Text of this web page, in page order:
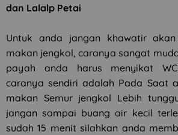
dan Lalalp Petai
Untuk anda jangan khawatir
makan jengkol, caranya sangat
payah anda harus menyikat
caranya sendiri adalah Pada Saat
makan Semur jengkol Lebih
jangan sampai buang air kecil
sudah 15 menit silahkan anda